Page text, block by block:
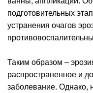
подготовительных
устранения очагов
Таким образом –
распространенное и
заболевание. Однако,